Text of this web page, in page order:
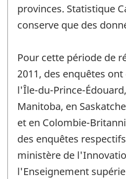
provinces. Statistique
conserve que des
Pour cette période de
2011, des enquêtes
l'Île-du-Prince-
Manitoba, en
et en Colombie-
des enquêtes
ministère de
l'Enseignement